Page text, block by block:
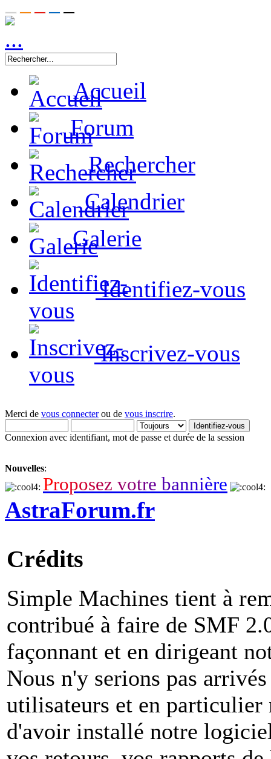
Accueil
Forum
Rechercher
Calendrier
Galerie
Identifiez-vous
Inscrivez-vous
Merci de vous connecterou de vous inscrire.
Connexion avec identifiant, mot de passe et durée de la session
Nouvelles:
Proposez votre bannière
AstraForum.fr
Crédits
Simple Machines tient à
contribué à faire de SMF
façonnant et en dirigeant
Nous n'y serions pas
utilisateurs et en
d'avoir installé notre